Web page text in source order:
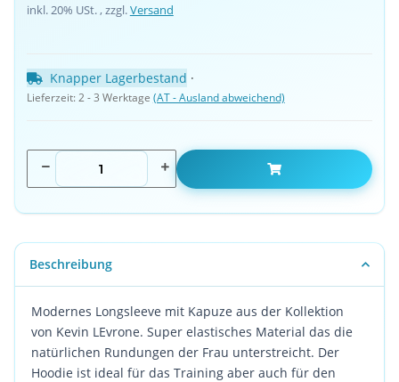
inkl. 20% USt. , zzgl.Versand
Knapper Lagerbestand ·
Lieferzeit:2 - 3 Werktage (AT - Ausland abweichend)
Beschreibung
Modernes Longsleeve mit Kapuze aus der Kollektion
von Kevin LEvrone. Super elastisches Material das die
natürlichen Rundungen der Frau unterstreicht. Der
Hoodie ist ideal für das Training aber auch für den